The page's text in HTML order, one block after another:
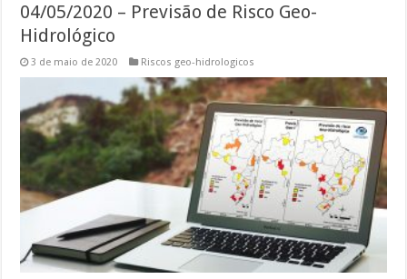
04/05/2020 – Previsão de Risco Geo-
Hidrológico
3 de maio de 2020 Riscos geo-hidrologicos